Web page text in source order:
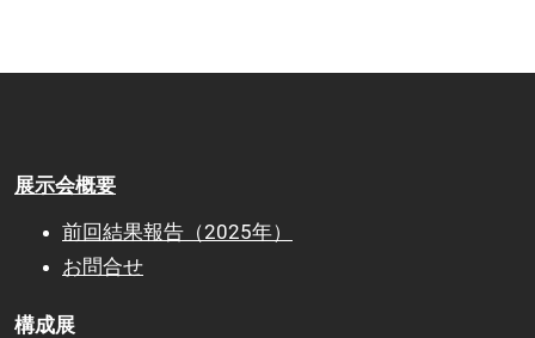
展示会概要
前回結果報告（2025年）
お問合せ
構成展